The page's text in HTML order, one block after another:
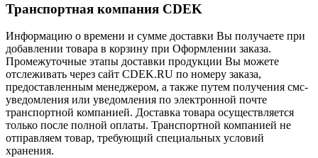
Транспортная компания CDEK
Информацию о времени и сумме доставки Вы получаете при
добавлении товара в корзину при Оформлении заказа.
Промежуточные этапы доставки продукции Вы можете
отслеживать через сайт CDEK.RU по номеру заказа,
предоставленным менеджером, а также путем получения смс-
уведомления или уведомления по электронной почте
транспортной компанией. Доставка товара осуществляется
только после полной оплаты. Транспортной компанией не
отправляем товар, требующий специальных условий
хранения.